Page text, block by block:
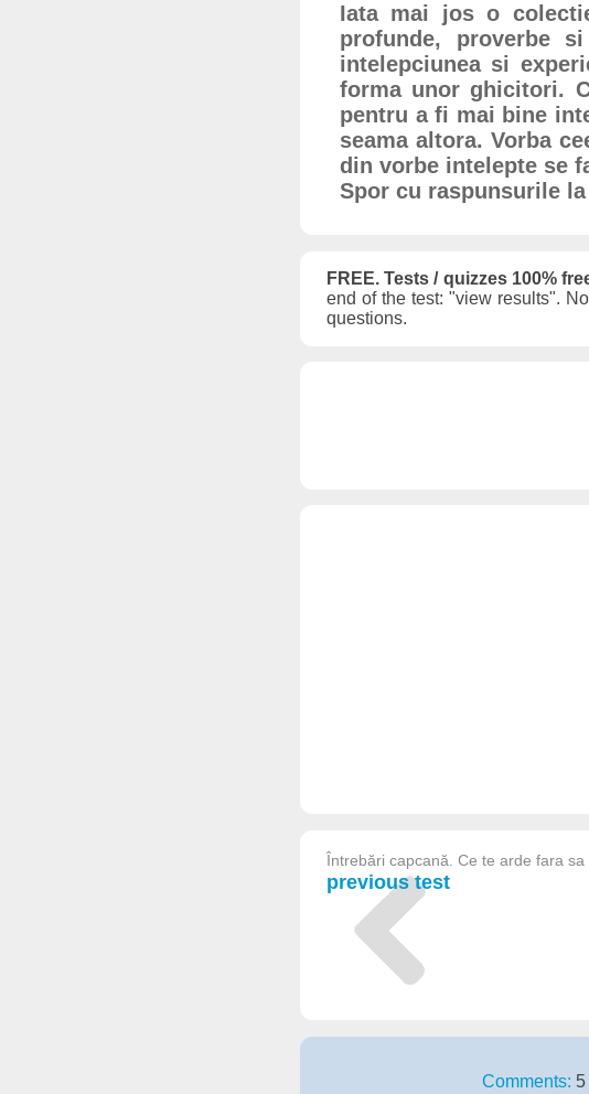
Iata mai jos o
profunde, proverbe
intelepciunea si
forma unor ghicitori.
pentru a fi mai bine
seama altora. Vorba
din vorbe intelepte se
Spor cu raspunsurile
FREE. Tests / quizzes 100%
end of the test: "view results".
questions.
Întrebări capcană. Ce te arde fara
previous test
Comments: 5